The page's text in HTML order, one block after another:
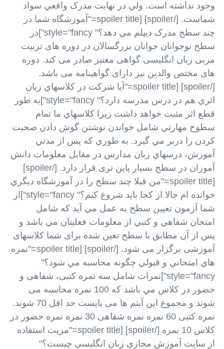
وجود نداشته است. ولي در نهايت مدرک واقعي سواد
شماست. [/spoiler] [spoiler title="آموزشگاه شما در
چند سطح مدرک ديپلم مي دهد؟" style="fancy"]در
سطح نوجوانان جوانان بزرگسالان در دوره های تربیت
مربی زبان انگلیسی گواهی معتبر صادر می کند. دوره
های مختص والدین نیز دارای گواهینامه می باشد.
[/spoiler] [spoiler title="آيا شرکت در کلاسهاي زبان
اثري هم در درس مدرسه دارد؟" style="fancy"]به طور
قطع اثر مثبت خواهد داشت زيرا کلاسهاي ما تمام
سطوح مهارتي شامل خواندن نوشتن گوش دادن صحبت
کردن را دربر مي گيرد. به طوري که پس از مدتي
آموزش، درسهاي زبان مدارس در مقابل معلومات دانش
آموزان در سطح بسیار پاین تری قرار دارد. [/spoiler]
[spoiler title="من قبلا چند سطح را در آموزشگاه ديگري
خوانده ام حالا از کجا بايد شروع کنم؟" style="fancy"]از
شما آزمون تعيين سطح به عمل مي آيد که شامل
امتحان شفاهي و کتبي از معلومات فعليتان مي باشد و
پس از آن مطابق با سطح تعین شده برای شما کلاسهای
آموزشی برگزار می شود. [/spoiler] [spoiler title="نمره
هاي امتحاني و قبولي چگونه محاسبه مي شود؟"
style="fancy"]نمرات شامل سه نمره کتبی، شفاهی و
حضور در کلاس مي باشد که 100 نمره محاسبه می
شوند و مجموع این آیتم ها می بایست حد اقل 70 شوند.
نمره کتبی 60 نمره نمره شفاهی 30 نمره نمره حضور در
کلاس 10 نمره [/spoiler] [spoiler title="مزیت استفاده
از سایت آموزش مجازی زبان انگلیسی چیست؟"